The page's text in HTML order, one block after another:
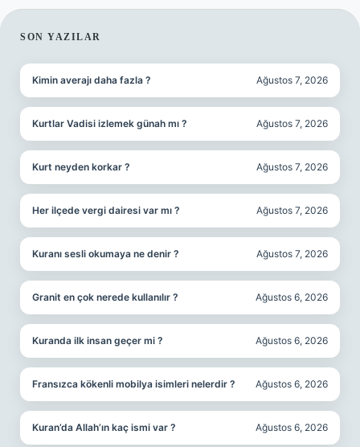
SIDEBAR
SON YAZILAR
Kimin averajı daha fazla ? Ağustos 7, 2026
Kurtlar Vadisi izlemek günah mı ? Ağustos 7, 2026
Kurt neyden korkar ? Ağustos 7, 2026
Her ilçede vergi dairesi var mı ? Ağustos 7, 2026
Kuranı sesli okumaya ne denir ? Ağustos 7, 2026
Granit en çok nerede kullanılır ? Ağustos 6, 2026
Kuranda ilk insan geçer mi ? Ağustos 6, 2026
Fransızca kökenli mobilya isimleri nelerdir ? Ağustos 6, 2026
Kuran’da Allah’ın kaç ismi var ? Ağustos 6, 2026